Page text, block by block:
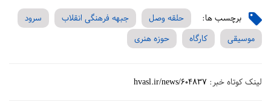
برچسب ها: حلقه وصل جبهه فرهنگی انقلاب
سرود
موسیقی
کارگاه حوزه هنری
لینک کوتاه خبر: hvasl.ir/news/604837